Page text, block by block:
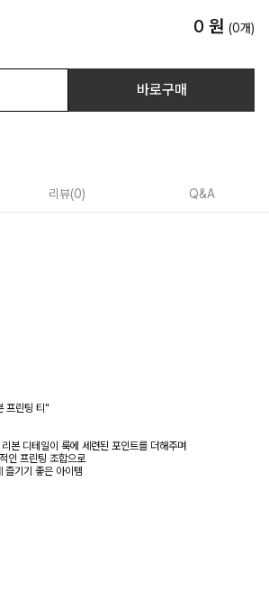
0 원 (0개)
바로구매
리뷰(0) Q&A
프린팅 티"
본 디테일이 룩에 세련된 포인트를 더해주며
인 프린팅 조합으로
즐기기 좋은 아이템